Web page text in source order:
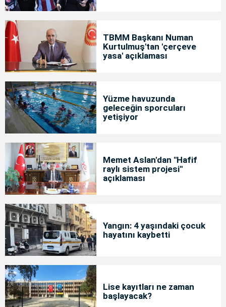
TBMM Başkanı Numan
Kurtulmuş'tan 'çerçeve
yasa' açıklaması
Yüzme havuzunda
geleceğin sporcuları
yetişiyor
Memet Aslan'dan "Hafif
raylı sistem projesi"
açıklaması
Yangın: 4 yaşındaki çocuk
hayatını kaybetti
Lise kayıtları ne zaman
başlayacak?